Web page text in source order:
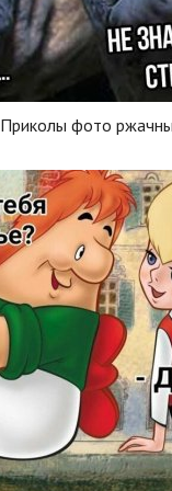
Приколы фото